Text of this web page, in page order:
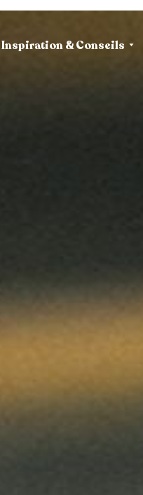
Inspiration & Conseils